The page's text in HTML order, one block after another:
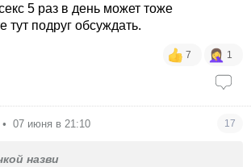
5 раз в день может тоже
тут подруг обсуждать.
7 1
• 07 июня в 21:10 17
назви